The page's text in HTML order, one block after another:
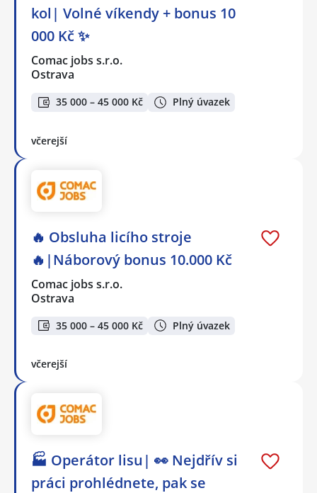
kol| Volné víkendy + bonus 10
000 Kč ✨
Comac jobs s.r.o.
Ostrava
35 000 – 45 000 Kč Plný úvazek
včerejší
🔥 Obsluha licího stroje
🔥|Náborový bonus 10.000 Kč
Comac jobs s.r.o.
Ostrava
35 000 – 45 000 Kč Plný úvazek
včerejší
🏭 Operátor lisu| 👀 Nejdřív si
práci prohlédnete, pak se